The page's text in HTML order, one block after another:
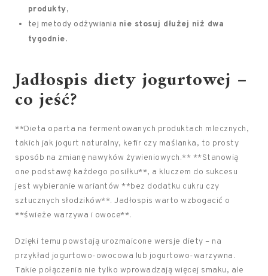
produkty,
tej metody odżywiania nie stosuj dłużej niż dwa
tygodnie.
Jadłospis diety jogurtowej –
co jeść?
**Dieta oparta na fermentowanych produktach mlecznych,
takich jak jogurt naturalny, kefir czy maślanka, to prosty
sposób na zmianę nawyków żywieniowych.** **Stanowią
one podstawę każdego posiłku**, a kluczem do sukcesu
jest wybieranie wariantów **bez dodatku cukru czy
sztucznych słodzików**. Jadłospis warto wzbogacić o
**świeże warzywa i owoce**.
Dzięki temu powstają urozmaicone wersje diety – na
przykład jogurtowo-owocowa lub jogurtowo-warzywna.
Takie połączenia nie tylko wprowadzają więcej smaku, ale